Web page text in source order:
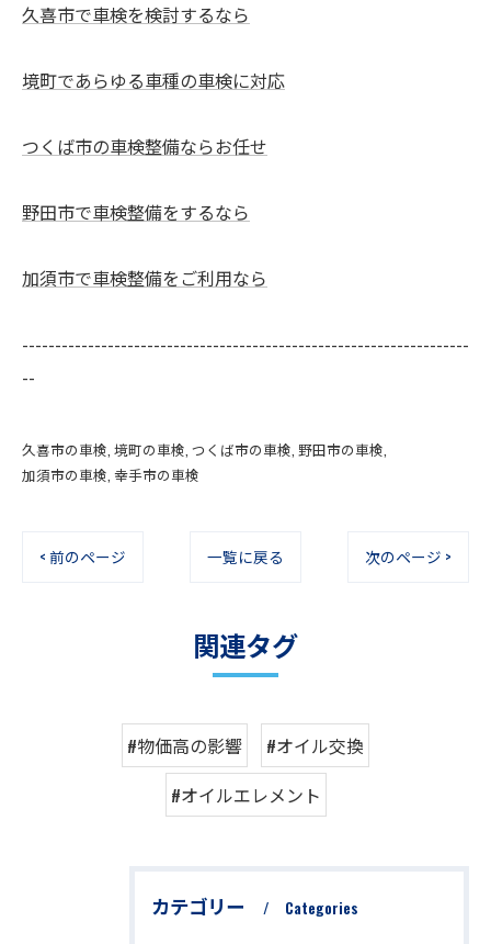
久喜市で車検を検討するなら
境町であらゆる車種の車検に対応
つくば市の車検整備ならお任せ
野田市で車検整備をするなら
加須市で車検整備をご利用なら
--------------------------------------------------------------------
--
久喜市の車検 境町の車検 つくば市の車検 野田市の車検
加須市の車検 幸手市の車検
< 前のページ 一覧に戻る 次のページ >
関連タグ
#物価高の影響
#オイル交換
#オイルエレメント
カテゴリー Categories